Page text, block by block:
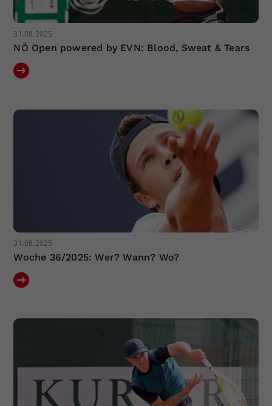
31.08.2025
NÖ Open powered by EVN: Blood, Sweat & Tears
31.08.2025
Woche 36/2025: Wer? Wann? Wo?